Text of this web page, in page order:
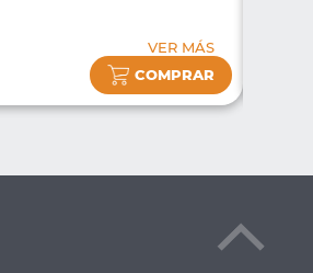
VER MÁS
COMPRAR